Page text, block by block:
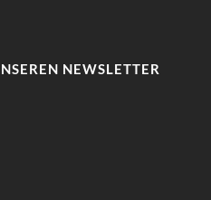
NEWSLETTER